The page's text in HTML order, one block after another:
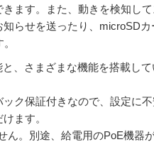
ます。また、動きを検知して
らせを送ったり、microSDカ
、さまざまな機能を搭載して
ク保証付きなので、設定に不
ます。
ん。別途、給電用のPoE機器